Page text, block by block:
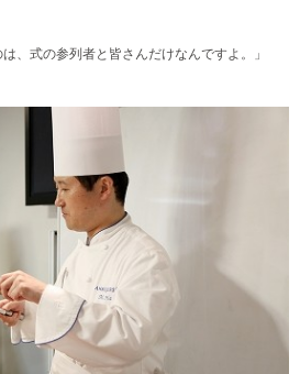
、式の参列者と皆さんだけなんですよ。」